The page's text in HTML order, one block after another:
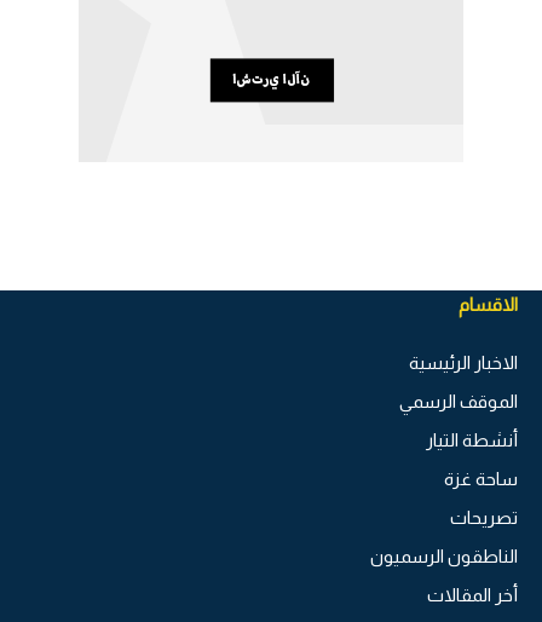
الاقسام
الاخبار الرئيسية
الموقف الرسمي
أنشطة التيار
ساحة غزة
تصريحات
الناطقون الرسميون
أخر المقالات